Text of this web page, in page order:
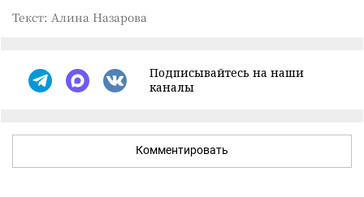
Текст: Алина Назарова
Подписывайтесь на наши
каналы
Комментировать